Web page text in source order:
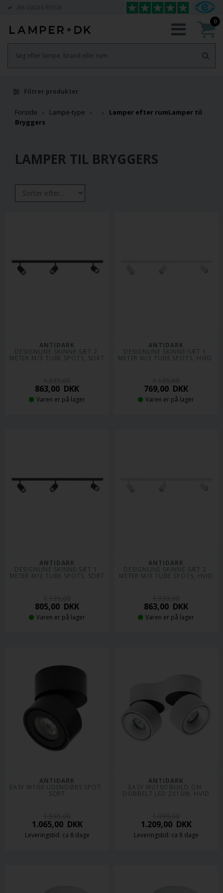
366 DAGES RETUR
0
Filtrer produkter
Forside Lampe-type Lamper efter rumLamper til
Bryggers
LAMPER TIL BRYGGERS
ANTIDARK
DESIGNLINE SKINNE-SÆT 2
METER M/3 TUBE SPOTS, SORT
863,00 DKK
Varen er på lager
ANTIDARK
DESIGNLINE SKINNE-SÆT 1
METER M/3 TUBE SPOTS, HVID
769,00 DKK
Varen er på lager
ANTIDARK
DESIGNLINE SKINNE-SÆT 1
METER M/3 TUBE SPOTS, SORT
805,00 DKK
Varen er på lager
ANTIDARK
DESIGNLINE SKINNE-SÆT 2
METER M/3 TUBE SPOTS, HVID
863,00 DKK
Varen er på lager
ANTIDARK
EASY W100 UDENDØRS SPOT,
SORT
1.065,00DKK
Leveringstid: ca 8 dage
ANTIDARK
EASY W2100 BUILD ON
DOBBELT LED 2X10W, HVID
1.209,00DKK
Leveringstid: ca 8 dage